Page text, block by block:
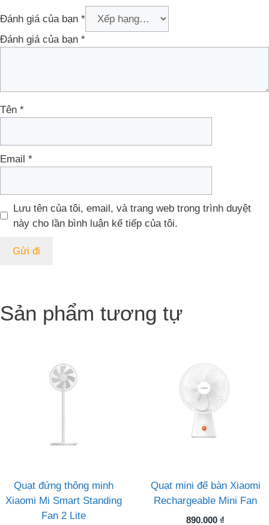
Đánh giá của bạn *
Đánh giá của bạn *
Tên *
Email *
Lưu tên của tôi, email, và trang web trong trình duyệt
này cho lần bình luận kế tiếp của tôi.
Sản phẩm tương tự
Quạt đứng thông minh
Xiaomi Mi Smart Standing
Fan 2 Lite
Quạt mini để bàn Xiaomi
Rechargeable Mini Fan
890.000 ₫